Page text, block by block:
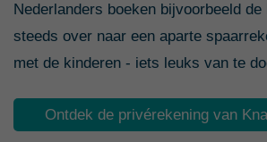
Nederlanders boeken bijvoorbeeld
steeds over naar een aparte
met de kinderen - iets leuks van te
Ontdek de privérekening van